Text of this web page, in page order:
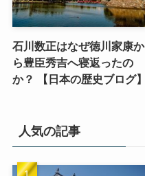
石川数正はなぜ徳川家康か
ら豊臣秀吉へ寝返ったの
か？ 【日本の歴史ブログ】
人気の記事